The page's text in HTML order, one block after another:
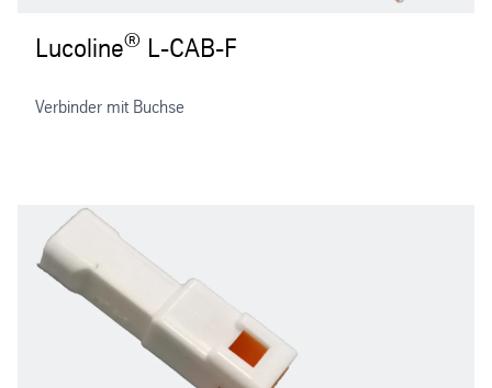
Lucoline® L-CAB-F
Verbinder mit Buchse